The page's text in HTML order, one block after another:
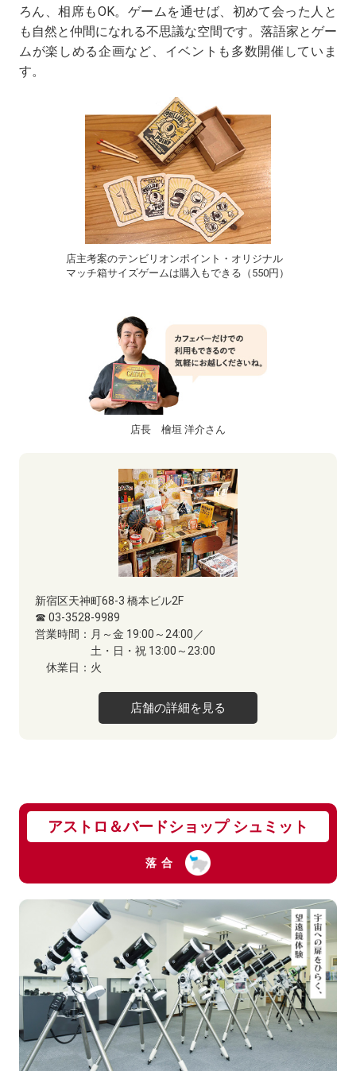
ろん、相席もOK。ゲームを通せば、初めて会った人と
も自然と仲間になれる不思議な空間です。落語家とゲー
ムが楽しめる企画など、イベントも多数開催していま
す。
店主考案のテンビリオンポイント・オリジナル
マッチ箱サイズゲームは購入もできる（550円）
店長 檜垣 洋介さん
新宿区天神町68-3 橋本ビル2F
☎ 03-3528-9989
営業時間： 月～金 19:00～24:00／
土・日・祝 13:00～23:00
休業日： 火
店舗の詳細を見る
アストロ＆バードショップ シュミット
落合